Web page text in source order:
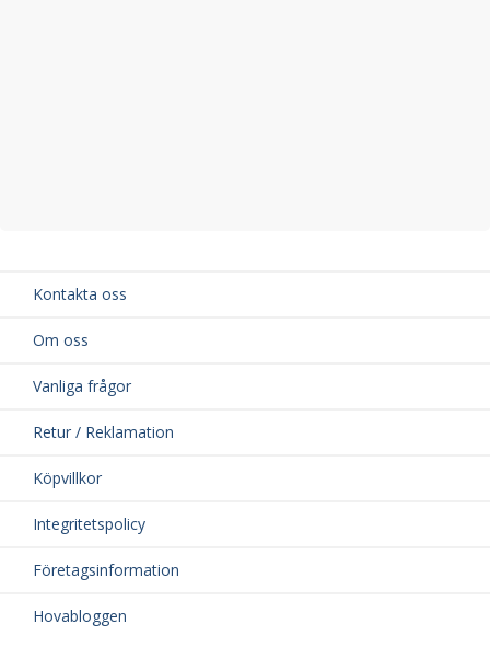
Kontakta oss
Om oss
Vanliga frågor
Retur / Reklamation
Köpvillkor
Integritetspolicy
Företagsinformation
Hovabloggen